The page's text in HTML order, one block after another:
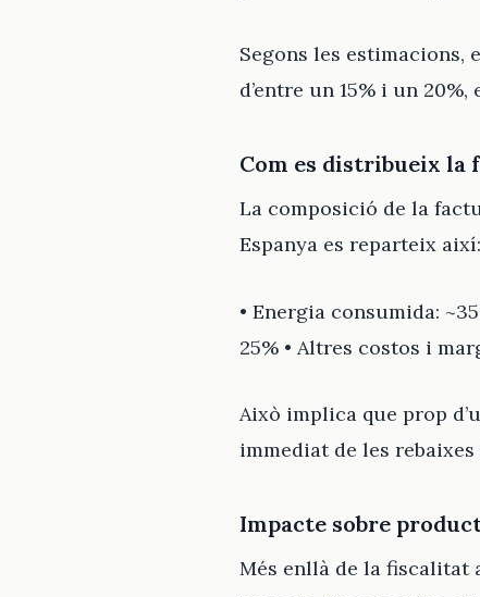
Segons les estimacions,
d’entre un 15% i un
Com es distribueix la
La composició de la
Espanya es reparteix així:
• Energia consumida:
25% • Altres costos i
Això implica que prop
immediat de les
Impacte sobre
Més enllà de la fiscalitat